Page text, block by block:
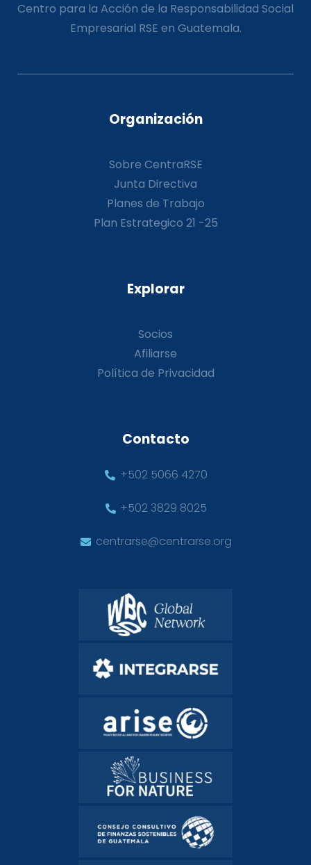
Centro para la Acción de la Responsabilidad Social
Empresarial RSE en Guatemala.
Organización
Sobre CentraRSE
Junta Directiva
Planes de Trabajo
Plan Estrategico 21 -25
Explorar
Socios
Afiliarse
Política de Privacidad
Contacto
+502 5066 4270
+502 3829 8025
centrarse@centrarse.org